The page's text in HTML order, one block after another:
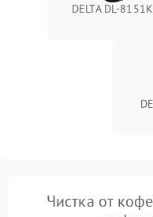
DELTA DL-8151K
Чистка от